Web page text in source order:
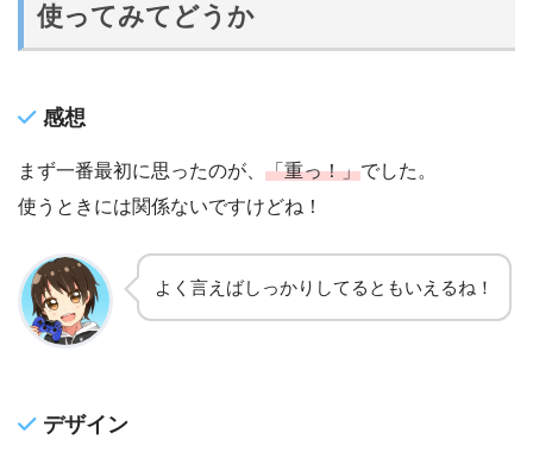
使ってみてどうか
感想
まず一番最初に思ったのが、 「重っ！」でした。
使うときには関係ないですけどね！
よく言えばしっかりしてるともいえるね！
デザイン